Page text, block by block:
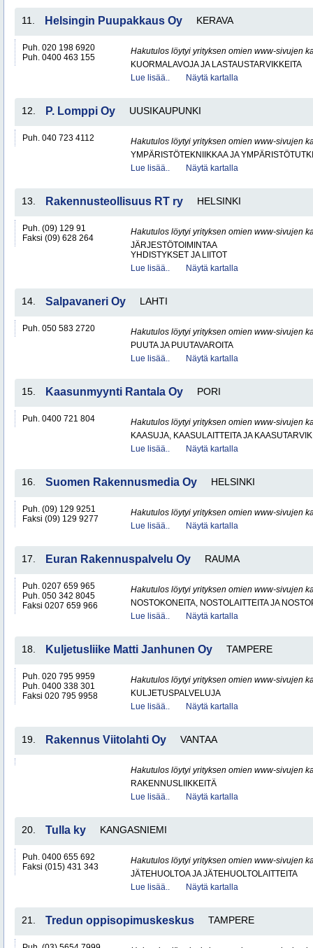
11. Helsingin Puupakkaus Oy KERAVA
Puh. 020 198 6920
Puh. 0400 463 155
Hakutulos löytyi yrityksen omien www-sivujen
KUORMALAVOJA JA LASTAUSTARVIKKEITA
Lue lisää..
Näytä kartalla
12. P. Lomppi Oy UUSIKAUPUNKI
Puh. 040 723 4112
Hakutulos löytyi yrityksen omien www-sivujen
YMPÄRISTÖTEKNIIKKAA JA
Lue lisää..
Näytä kartalla
13. Rakennusteollisuus RT ry HELSINKI
Puh. (09) 129 91
Faksi (09) 628 264
Hakutulos löytyi yrityksen omien www-sivujen
JÄRJESTÖTOIMINTAA
YHDISTYKSET JA LIITOT
Lue lisää..
Näytä kartalla
14. Salpavaneri Oy LAHTI
Puh. 050 583 2720
Hakutulos löytyi yrityksen omien www-sivujen
PUUTA JA PUUTAVAROITA
Lue lisää..
Näytä kartalla
15. Kaasunmyynti Rantala Oy PORI
Puh. 0400 721 804
Hakutulos löytyi yrityksen omien www-sivujen
KAASUJA, KAASULAITTEITA JA
Lue lisää..
Näytä kartalla
16. Suomen Rakennusmedia Oy HELSINKI
Puh. (09) 129 9251
Faksi (09) 129 9277
Hakutulos löytyi yrityksen omien www-sivujen
Lue lisää..
Näytä kartalla
17. Euran Rakennuspalvelu Oy RAUMA
Puh. 0207 659 965
Puh. 050 342 8045
Faksi 0207 659 966
Hakutulos löytyi yrityksen omien www-sivujen
NOSTOKONEITA, NOSTOLAITTEITA JA
Lue lisää..
Näytä kartalla
18. Kuljetusliike Matti Janhunen Oy TAMPERE
Puh. 020 795 9959
Puh. 0400 338 301
Faksi 020 795 9958
Hakutulos löytyi yrityksen omien www-sivujen
KULJETUSPALVELUJA
Lue lisää..
Näytä kartalla
19. Rakennus Viitolahti Oy VANTAA
Hakutulos löytyi yrityksen omien www-sivujen
RAKENNUSLIIKKEITÄ
Lue lisää..
Näytä kartalla
20. Tulla ky KANGASNIEMI
Puh. 0400 655 692
Faksi (015) 431 343
Hakutulos löytyi yrityksen omien www-sivujen
JÄTEHUOLTOA JA JÄTEHUOLTOLAITTEITA
Lue lisää..
Näytä kartalla
21. Tredun oppisopimuskeskus TAMPERE